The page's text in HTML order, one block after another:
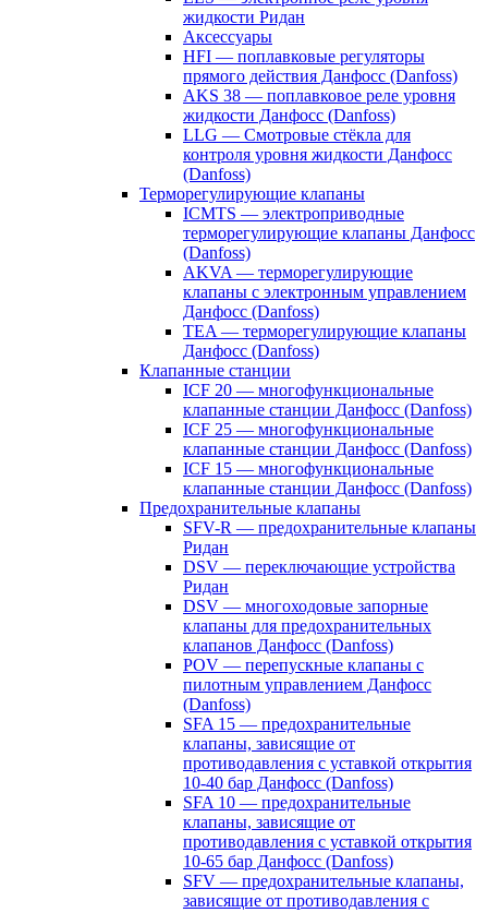
жидкости Ридан
Аксессуары
HFI — поплавковые регуляторы
прямого действия Данфосс (Danfoss)
AKS 38 — поплавковое реле уровня
жидкости Данфосс (Danfoss)
LLG — Смотровые стёкла для
контроля уровня жидкости Данфосс
(Danfoss)
Терморегулирующие клапаны
ICMTS — электроприводные
терморегулирующие клапаны Данфосс
(Danfoss)
AKVA — терморегулирующие
клапаны с электронным управлением
Данфосс (Danfoss)
TEA — терморегулирующие клапаны
Данфосс (Danfoss)
Клапанные станции
ICF 20 — многофункциональные
клапанные станции Данфосс (Danfoss)
ICF 25 — многофункциональные
клапанные станции Данфосс (Danfoss)
ICF 15 — многофункциональные
клапанные станции Данфосс (Danfoss)
Предохранительные клапаны
SFV-R — предохранительные клапаны
Ридан
DSV — переключающие устройства
Ридан
DSV — многоходовые запорные
клапаны для предохранительных
клапанов Данфосс (Danfoss)
POV — перепускные клапаны с
пилотным управлением Данфосс
(Danfoss)
SFA 15 — предохранительные
клапаны, зависящие от
противодавления с уставкой открытия
10-40 бар Данфосс (Danfoss)
SFA 10 — предохранительные
клапаны, зависящие от
противодавления с уставкой открытия
10-65 бар Данфосс (Danfoss)
SFV — предохранительные клапаны,
зависящие от противодавления с